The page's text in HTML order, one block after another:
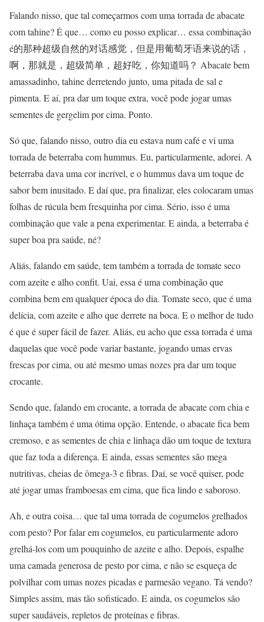
Falando nisso, que tal começarmos com uma torrada de abacate
com tahine? É que… como eu posso explicar… essa combinação
é的那种超级自然的对话感觉，但是用葡萄牙语来说的话，
啊，那就是，超级简单，超好吃，你知道吗？ Abacate bem
amassadinho, tahine derretendo junto, uma pitada de sal e
pimenta. E aí, pra dar um toque extra, você pode jogar umas
sementes de gergelim por cima. Ponto.
Só que, falando nisso, outro dia eu estava num café e vi uma
torrada de beterraba com hummus. Eu, particularmente, adorei. A
beterraba dava uma cor incrível, e o hummus dava um toque de
sabor bem inusitado. E daí que, pra finalizar, eles colocaram umas
folhas de rúcula bem fresquinha por cima. Sério, isso é uma
combinação que vale a pena experimentar. E ainda, a beterraba é
super boa pra saúde, né?
Aliás, falando em saúde, tem também a torrada de tomate seco
com azeite e alho confit. Uai, essa é uma combinação que
combina bem em qualquer época do dia. Tomate seco, que é uma
delícia, com azeite e alho que derrete na boca. E o melhor de tudo
é que é super fácil de fazer. Aliás, eu acho que essa torrada é uma
daquelas que você pode variar bastante, jogando umas ervas
frescas por cima, ou até mesmo umas nozes pra dar um toque
crocante.
Sendo que, falando em crocante, a torrada de abacate com chia e
linhaça também é uma ótima opção. Entende, o abacate fica bem
cremoso, e as sementes de chia e linhaça dão um toque de textura
que faz toda a diferença. E ainda, essas sementes são mega
nutritivas, cheias de ômega-3 e fibras. Daí, se você quiser, pode
até jogar umas framboesas em cima, que fica lindo e saboroso.
Ah, e outra coisa… que tal uma torrada de cogumelos grelhados
com pesto? Por falar em cogumelos, eu particularmente adoro
grelhá-los com um pouquinho de azeite e alho. Depois, espalhe
uma camada generosa de pesto por cima, e não se esqueça de
polvilhar com umas nozes picadas e parmesão vegano. Tá vendo?
Simples assim, mas tão sofisticado. E ainda, os cogumelos são
super saudáveis, repletos de proteínas e fibras.